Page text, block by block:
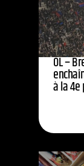
OL –
à la 4e